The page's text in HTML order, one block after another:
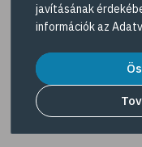
# ásványi
# ízületi
# ízületek
# csontok
Navigáció
Gyöngy Patika
javításának
információk az